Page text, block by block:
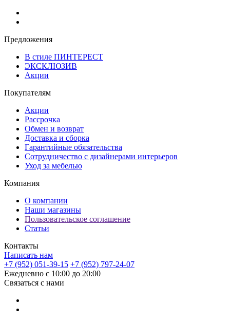
Предложения
В стиле ПИНТЕРЕСТ
ЭКСКЛЮЗИВ
Акции
Покупателям
Акции
Рассрочка
Обмен и возврат
Доставка и сборка
Гарантийные обязательства
Сотрудничество с дизайнерами интерьеров
Уход за мебелью
Компания
О компании
Наши магазины
Пользовательское соглашение
Статьи
Контакты
Написать нам
+7 (952) 051-39-15 +7 (952) 797-24-07
Ежедневно с 10:00 до 20:00
Связаться с нами